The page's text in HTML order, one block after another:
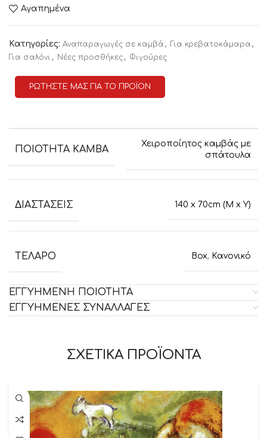
Αγαπημένα
Κατηγορίες: Αναπαραγωγές σε καμβά , Για κρεβατοκάμαρα ,
Για σαλόνι , Νέες προσθήκες, Φιγούρες
ΡΩΤΗΣΤΕ ΜΑΣ ΓΙΑ ΤΟ ΠΡΟΪΟΝ
ΠΟΙΟΤΗΤΑ ΚΑΜΒΑ
Χειροποίητος καμβάς με
σπάτουλα
ΔΙΑΣΤΑΣΕΙΣ 140 x 70cm (M x Y)
ΤΕΛΑΡΟ Box, Κανονικό
ΕΓΓΥΗΜΕΝΗ ΠΟΙΟΤΗΤΑ
ΕΓΓΥΗΜΕΝΕΣ ΣΥΝΑΛΛΑΓΕΣ
ΣΧΕΤΙΚΑ ΠΡΟΪΟΝΤΑ